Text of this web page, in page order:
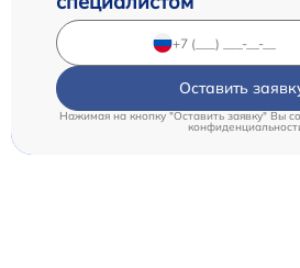
Оставить
Нажимая на кнопку "Оставить заявку" Вы